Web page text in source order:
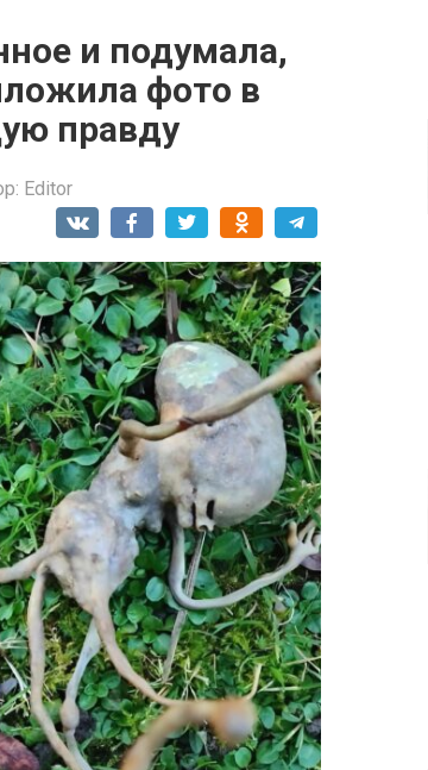
и подумала,
фото в
правду
Editor